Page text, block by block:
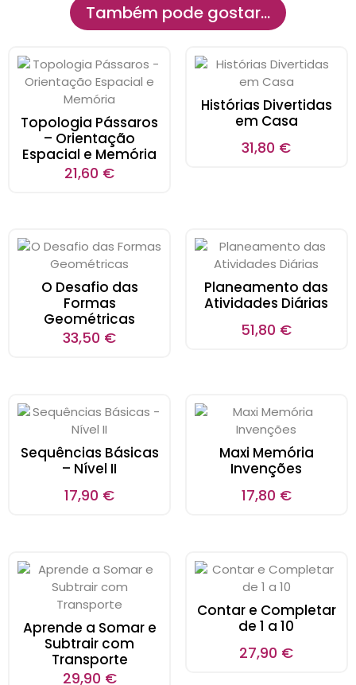
Também pode gostar…
Topologia Pássaros
– Orientação
Espacial e Memória
21,60 €
Histórias Divertidas
em Casa
31,80 €
O Desafio das
Formas
Geométricas
33,50 €
Planeamento das
Atividades Diárias
51,80 €
Sequências Básicas
– Nível II
17,90 €
Maxi Memória
Invenções
17,80 €
Aprende a Somar e
Subtrair com
Transporte
29,90 €
Contar e Completar
de 1 a 10
27,90 €